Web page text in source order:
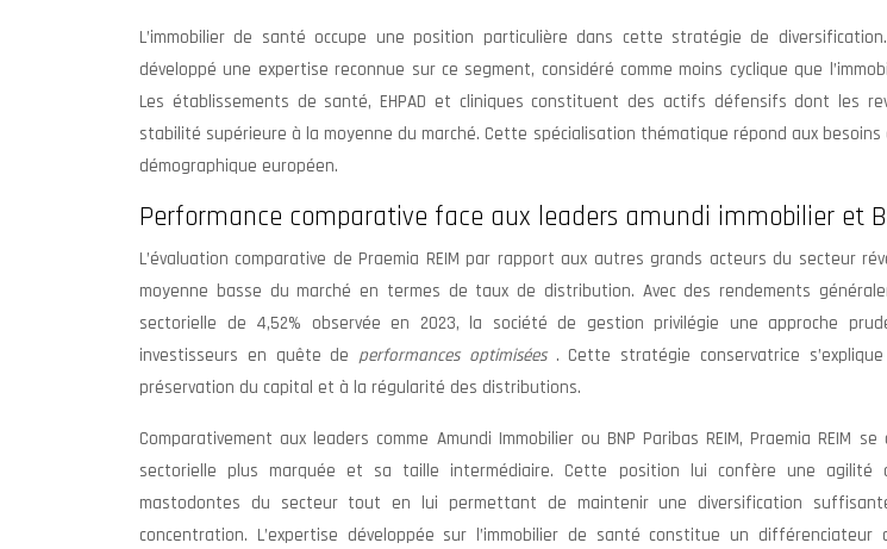
L’immobilier de santé occupe une position particulière dans cette stratégie de diversification.
développé une expertise reconnue sur ce segment, considéré comme moins cyclique que
Les établissements de santé, EHPAD et cliniques constituent des actifs défensifs dont les
stabilité supérieure à la moyenne du marché. Cette spécialisation thématique répond aux
démographique européen.
Performance comparative face aux leaders amundi immobilier et
L’évaluation comparative de Praemia REIM par rapport aux autres grands acteurs du secteur
moyenne basse du marché en termes de taux de distribution. Avec des rendements
sectorielle de 4,52% observée en 2023, la société de gestion privilégie une approche
investisseurs en quête de performances optimisées . Cette stratégie conservatrice
préservation du capital et à la régularité des distributions.
Comparativement aux leaders comme Amundi Immobilier ou BNP Paribas REIM, Praemia REIM
sectorielle plus marquée et sa taille intermédiaire. Cette position lui confère une agilité
mastodontes du secteur tout en lui permettant de maintenir une diversification
concentration. L’expertise développée sur l’immobilier de santé constitue un